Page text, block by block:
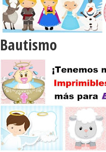
Bautismo